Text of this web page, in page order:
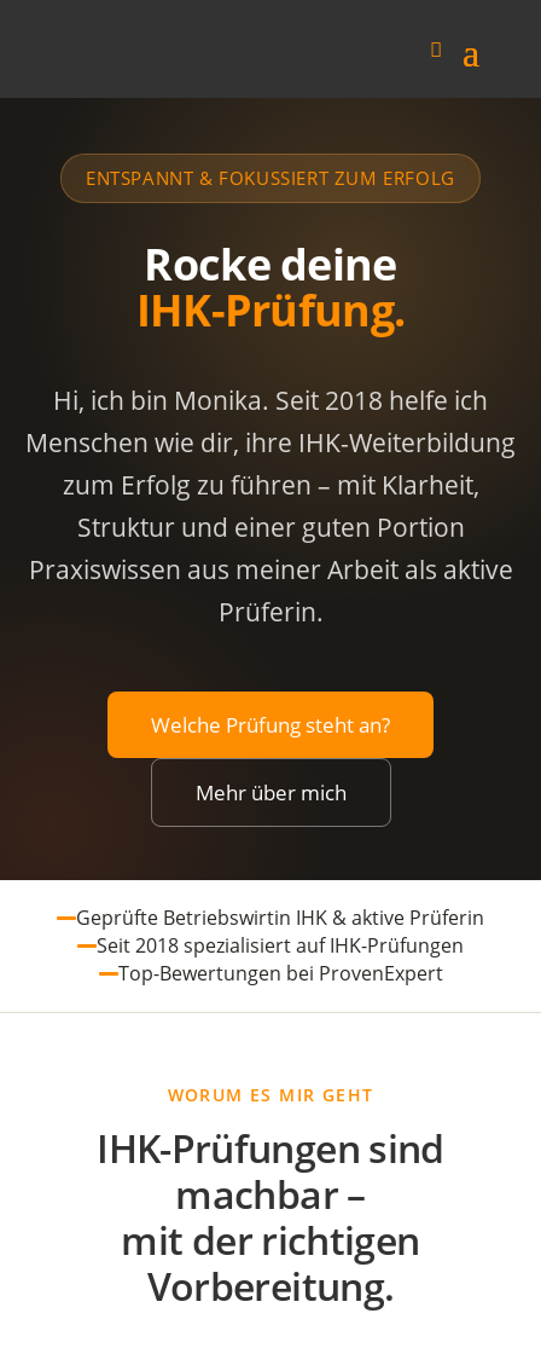
ENTSPANNT & FOKUSSIERT ZUM ERFOLG
Rocke deine
IHK-Prüfung.
Hi, ich bin Monika. Seit 2018 helfe ich
Menschen wie dir, ihre IHK-Weiterbildung
zum Erfolg zu führen – mit Klarheit,
Struktur und einer guten Portion
Praxiswissen aus meiner Arbeit als aktive
Prüferin.
Welche Prüfung steht an?
Mehr über mich
Geprüfte Betriebswirtin IHK & aktive Prüferin
Seit 2018 spezialisiert auf IHK-Prüfungen
Top-Bewertungen bei ProvenExpert
WORUM ES MIR GEHT
IHK-Prüfungen sind
machbar –
mit der richtigen
Vorbereitung.